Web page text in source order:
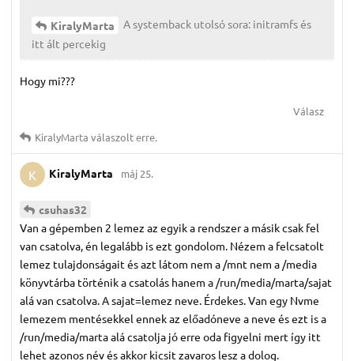
KiralyMarta
A systemback utolsó sora: initramfs és
itt ált percekig
Hogy mi???
Válasz
KiralyMarta válaszolt erre.
K KiralyMarta máj 25.
csuhas32
Van a gépemben 2 lemez az egyik a rendszer a másik csak fel
van csatolva, én legalább is ezt gondolom. Nézem a felcsatolt
lemez tulajdonságait és azt látom nem a /mnt nem a /media
könyvtárba történik a csatolás hanem a /run/media/marta/sajat
alá van csatolva. A sajat=lemez neve. Érdekes. Van egy Nvme
lemezem mentésekkel ennek az előadóneve a neve és ezt is a
/run/media/marta alá csatolja jó erre oda figyelni mert így itt
lehet azonos név és akkor kicsit zavaros lesz a dolog.